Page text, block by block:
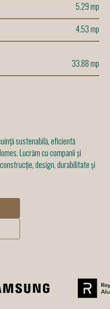
5.29 mp
4.53 mp
33.88 mp
sustenabilă, eficientă
Lucrăm cu companii și
design, durabilitate și